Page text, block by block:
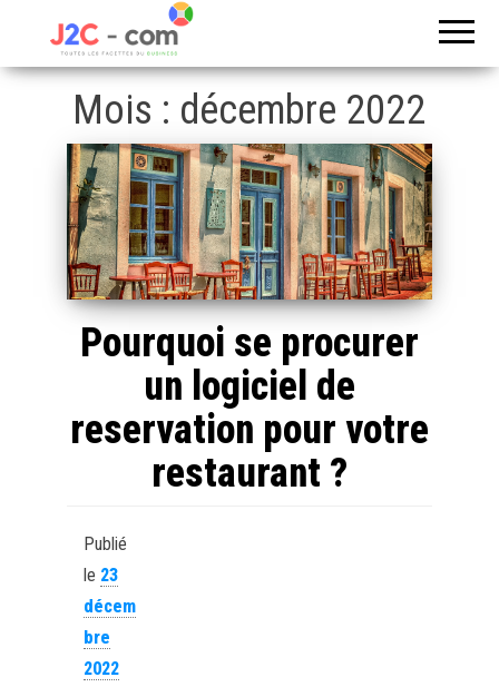
Mois : décembre 2022
Pourquoi se procurer
un logiciel de
reservation pour votre
restaurant ?
Publié
le 23
décem
bre
2022